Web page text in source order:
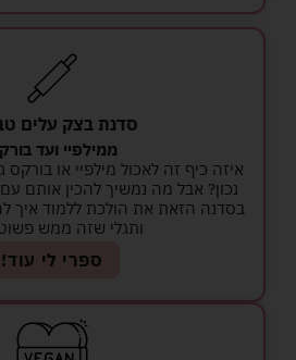
סדנת בצק עלים
ממילפיי ועד
איזה כיף זה לאכול מילפיי או בורקס
נכון? אבל מה נמשיך להכין אותם עם
בסדנה הזאת את הולכת ללמוד איך
ותגלי שזה ממש
ספרי לי עוד!